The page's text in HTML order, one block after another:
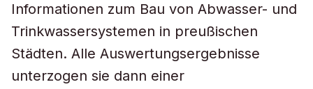
Informationen zum Bau von Abwasser- und
Trinkwassersystemen in preußischen
Städten. Alle Auswertungsergebnisse
unterzogen sie dann einer